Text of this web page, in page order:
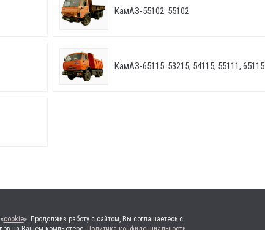
КамАЗ-55102: 55102
КамАЗ-65115: 53215, 54115, 55111, 65115
cookie». Продолжив работу с сайтом, Вы соглашаетесь с